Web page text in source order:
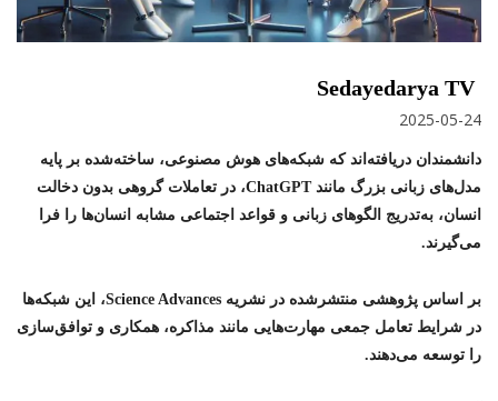
Sedayedarya TV
2025-05-24
دانشمندان دریافته‌اند که شبکه‌های هوش مصنوعی، ساخته‌شده بر پایه
مدل‌های زبانی بزرگ مانند ChatGPT، در تعاملات گروهی بدون دخالت
انسان، به‌تدریج الگوهای زبانی و قواعد اجتماعی مشابه انسان‌ها را فرا
می‌گیرند.
بر اساس پژوهشی منتشرشده در نشریه Science Advances، این شبکه‌ها
در شرایط تعامل جمعی مهارت‌هایی مانند مذاکره، همکاری و توافق‌سازی
را توسعه می‌دهند.